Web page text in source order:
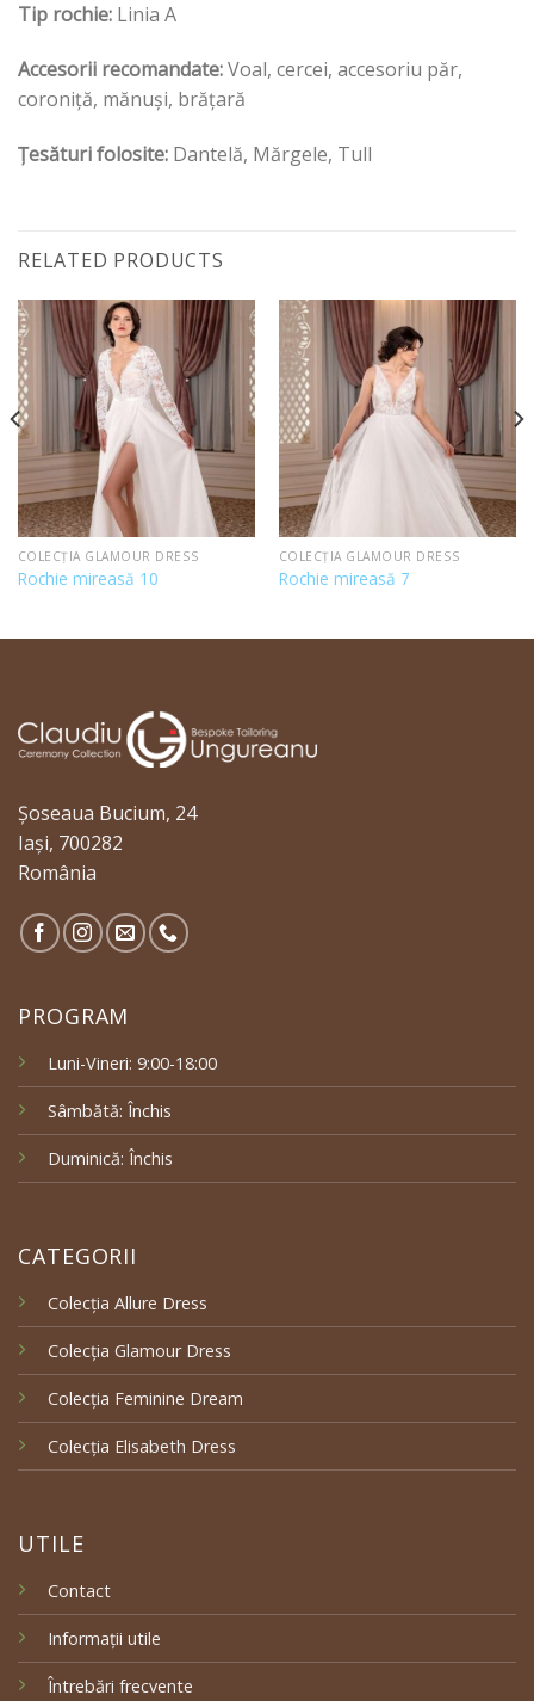
Tip rochie: Linia A
Accesorii recomandate:Voal, cercei, accesoriu păr,
coroniță, mănuși, brățară
Țesături folosite: Dantelă, Mărgele, Tull
RELATED PRODUCTS
COLECȚIA GLAMOUR DRESS
Rochie mireasă 10
COLECȚIA GLAMOUR DRESS
Rochie mireasă 7
Șoseaua Bucium, 24
Iași, 700282
România
PROGRAM
Luni-Vineri: 9:00-18:00
Sâmbătă: Închis
Duminică: Închis
CATEGORII
Colecția Allure Dress
Colecția Glamour Dress
Colecția Feminine Dream
Colecția Elisabeth Dress
UTILE
Contact
Informații utile
Întrebări frecvente